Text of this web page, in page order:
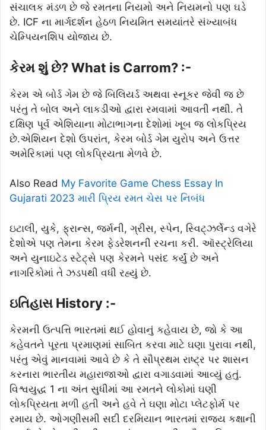
સંચાલક મંડળ છે જે રમતના નિયમો અને નિયમનો પણ ઘડે
છે. ICF ના માર્ગદર્શન હેઠળ નિયમિત સમયાંતરે સંખ્યાબંધ
ચેમ્પિયનશિપ યોજાય છે.
કેરમ શું છે? What is Carrom? :-
કેરમ એ બોર્ડ ગેમ છે જે બિલિયર્ડ અથવા સ્નૂકર જેવી જ છે
પરંતુ તે બોલ અને લાકડીઓ દ્વારા રમવામાં આવતી નથી. તે
દક્ષિણ પૂર્વ એશિયાના મોટાભાગના દેશોમાં ખૂબ જ લોકપ્રિય
છે.એશિયન દેશો ઉપરાંત, કેરમ બોર્ડ ગેમ યુરોપ અને ઉત્તર
અમેરિકામાં પણ લોકપ્રિયતા મેળવે છે.
Also Read My Favorite Game Chess Essay In
Gujarati 2023 મારી પ્રિય રમત ચેસ પર નિબંધ
ઇટાલી, યુકે, ફ્રાન્સ, જર્મની, ગ્રીસ, સ્પેન, સ્વિટ્ઝર્લેન્ડ વગેરે
દેશોએ પણ તેમના કેરમ ફેડરેશનની રચના કરી. ઑસ્ટ્રેલિયા
અને યુનાઇટેડ સ્ટેટ્સે પણ કેરમને પસંદ કર્યું છે અને
નાગરિકોમાં તે ઝડપથી વધી રહ્યું છે.
ઇતિહાસ History :-
કેરમની ઉત્પત્તિ ભારતમાં થઈ હોવાનું કહેવાય છે, જો કે આ
કહેવતને પૂરતા પ્રમાણમાં સાબિત કરવા માટે ઘણા પુરાવા નથી,
પરંતુ એવું માનવામાં આવે છે કે તે સૌપ્રથમ રાષ્ટ્ર પર શાસન
કરનારા ભારતીય મહારાજાઓ દ્વારા વગાડવામાં આવ્યું હતું.
વિશ્વયુદ્ધ 1 ના અંત સુધીમાં આ રમતને લોકોમાં ઘણી
લોકપ્રિયતા મળી હતી અને હવે તે ઘણા મોટા પ્લેટફોર્મ પર
રમાય છે. ઓગણીસમી સદી દરમિયાન ભારતમાં રાજ્ય કક્ષાની